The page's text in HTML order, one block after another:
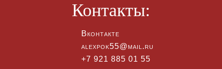
Контакты:
Вконтакте
alexpok55@mail.ru
+7 921 885 01 55